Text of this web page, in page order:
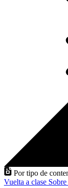
Por tipo de
Vuelta a clase